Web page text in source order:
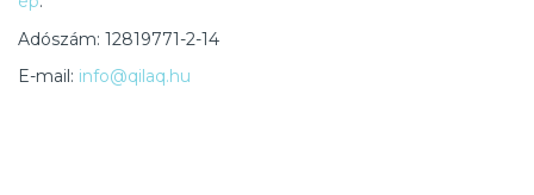
Adószám: 12819771-2-14
E-mail: info@qilaq.hu